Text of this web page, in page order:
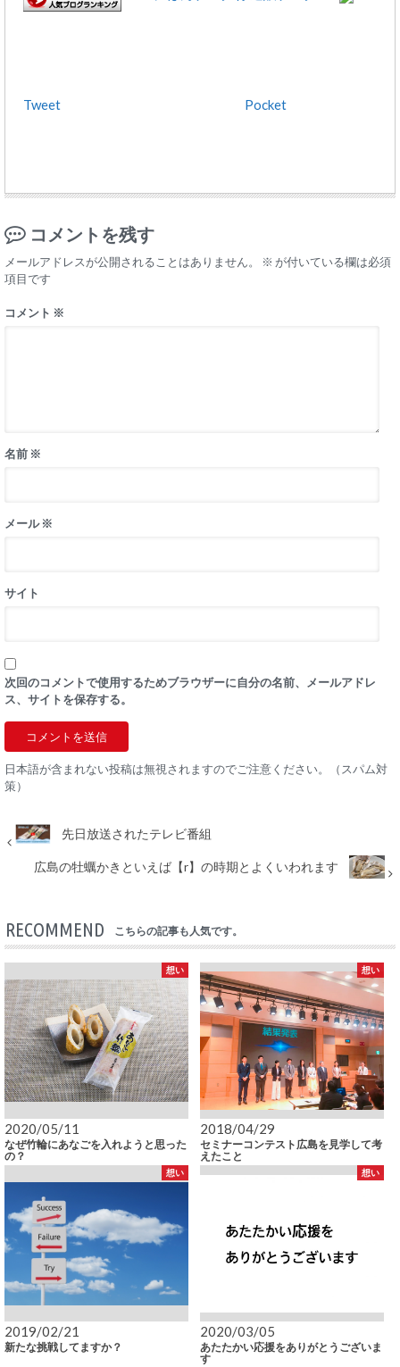
Tweet Pocket
コメントを残す
メールアドレスが公開されることはありません。 ※ が付いている欄は必須
項目です
コメント ※
名前 ※
メール※
サイト
次回のコメントで使用するためブラウザーに自分の名前、メールアドレ
ス、サイトを保存する。
日本語が含まれない投稿は無視されますのでご注意ください。（スパム対
策）
先日放送されたテレビ番組
広島の牡蠣かきといえば【r】の時期とよくいわれます
RECOMMEND こちらの記事も人気です。
想い
2020/05/11
なぜ竹輪にあなごを入れようと思った
の？
想い
2018/04/29
セミナーコンテスト広島を見学して考
えたこと
想い
2019/02/21
新たな挑戦してますか？
想い
2020/03/05
あたたかい応援をありがとうございま
す